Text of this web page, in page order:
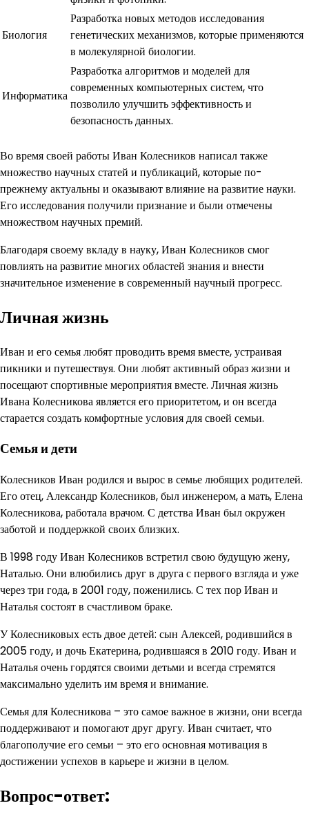
Биология
Разработка новых методов исследования
генетических механизмов, которые применяются
в молекулярной биологии.
Информатика
Разработка алгоритмов и моделей для
современных компьютерных систем, что
позволило улучшить эффективность и
безопасность данных.
Во время своей работы Иван Колесников написал также
множество научных статей и публикаций, которые по-
прежнему актуальны и оказывают влияние на развитие науки.
Его исследования получили признание и были отмечены
множеством научных премий.
Благодаря своему вкладу в науку, Иван Колесников смог
повлиять на развитие многих областей знания и внести
значительное изменение в современный научный прогресс.
Личная жизнь
Иван и его семья любят проводить время вместе, устраивая
пикники и путешествуя. Они любят активный образ жизни и
посещают спортивные мероприятия вместе. Личная жизнь
Ивана Колесникова является его приоритетом, и он всегда
старается создать комфортные условия для своей семьи.
Семья и дети
Колесников Иван родился и вырос в семье любящих родителей.
Его отец, Александр Колесников, был инженером, а мать, Елена
Колесникова, работала врачом. С детства Иван был окружен
заботой и поддержкой своих близких.
В 1998 году Иван Колесников встретил свою будущую жену,
Наталью. Они влюбились друг в друга с первого взгляда и уже
через три года, в 2001 году, поженились. С тех пор Иван и
Наталья состоят в счастливом браке.
У Колесниковых есть двое детей: сын Алексей, родившийся в
2005 году, и дочь Екатерина, родившаяся в 2010 году. Иван и
Наталья очень гордятся своими детьми и всегда стремятся
максимально уделить им время и внимание.
Семья для Колесникова – это самое важное в жизни, они всегда
поддерживают и помогают друг другу. Иван считает, что
благополучие его семьи – это его основная мотивация в
достижении успехов в карьере и жизни в целом.
Вопрос-ответ: